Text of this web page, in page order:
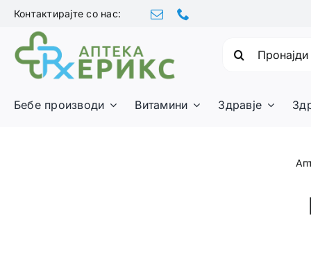
Skip
content
Контактирајте со нас:
Бебе производи Витамини Здравје